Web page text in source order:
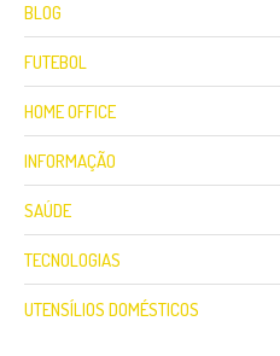
BLOG
FUTEBOL
HOME OFFICE
INFORMAÇÃO
SAÚDE
TECNOLOGIAS
UTENSÍLIOS DOMÉSTICOS